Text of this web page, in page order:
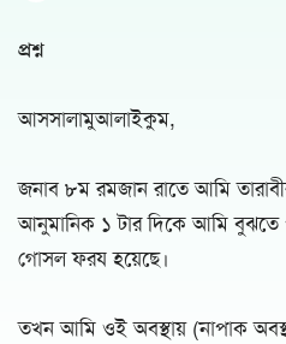
প্রশ্ন
আসসালামুআলাইকুম,
জনাব ৮ম রমজান রাতে আমি
আনুমানিক ১ টার দিকে আমি বুঝতে
গোসল ফরয হয়েছে।
তখন আমি ওই অবস্থায় (নাপাক